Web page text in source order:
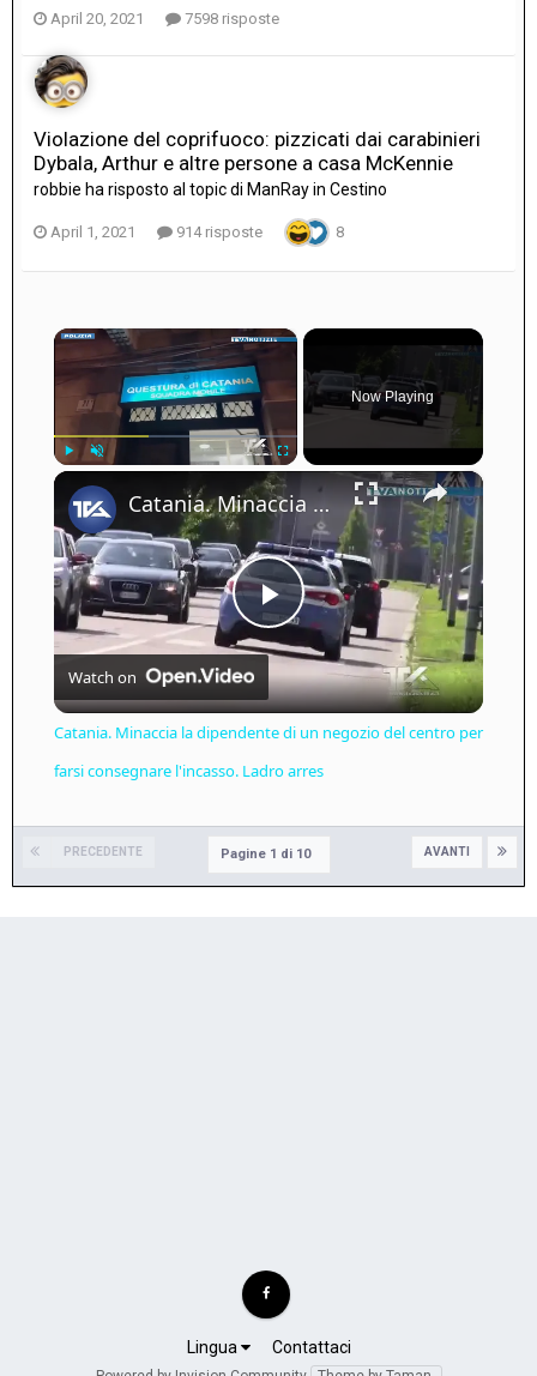
April 20, 2021 7598 risposte
Violazione del coprifuoco: pizzicati dai carabinieri
Dybala, Arthur e altre persone a casa McKennie
robbie ha risposto al topic di ManRayin Cestino
April 1, 2021 914 risposte 8
×
Fullscreen
Now Playing
×
Play
Video
Catania. Minaccia la dipendente di un negozio del centro per farsi consegnare l'incasso. Ladro arres
Watch on
Catania. Minaccia la dipendente di un negozio del centro per
farsi consegnare l'incasso. Ladro arres
PRECEDENTE AVANTI
Pagine 1 di 10
Lingua Contattaci